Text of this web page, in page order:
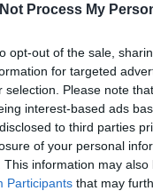
Process My
opt-out of the sale,
for targeted
selection. Please note
interest-based ads
to third parties
of your personal
This information may
Participants that may
amerikai
a
egy kis időre
hivatott
segítik a
elmodnta,
sajnos 14